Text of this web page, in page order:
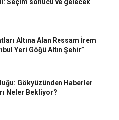
Seçim sonucu ve gelecek
Altına Alan Ressam İrem
Yeri Göğü Altın Şehir”
Gökyüzünden Haberler
Neler Bekliyor?